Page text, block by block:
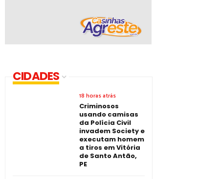
CIDADES
18 horas atrás
Criminosos
usando camisas
da Polícia Civil
invadem Society e
executam homem
a tiros em Vitória
de Santo Antão,
PE